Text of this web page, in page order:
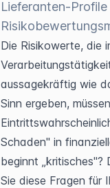
Lieferanten-
Die Risikowerte, die
aussagekräftig wie
Sinn ergeben,
Schaden" in
beginnt „kritisches"?
Sie diese Fragen für